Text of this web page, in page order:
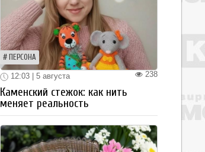
ПЕРСОНА
238
12:03 | 5 августа
Каменский стежок: как нить
меняет реальность